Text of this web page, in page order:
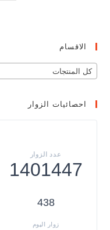
الاقسام
كل المنتجات
احصائيات الزوار
1401447
438